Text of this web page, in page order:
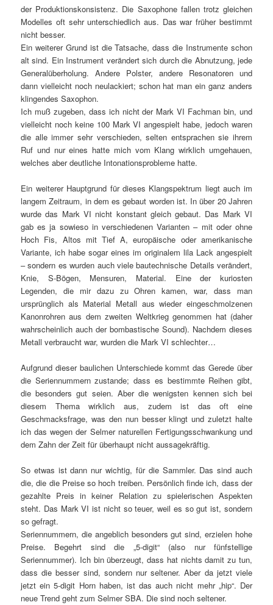
der Produktionskonsistenz. Die Saxophone fallen trotz gleichen
Modelles oft sehr unterschiedlich aus. Das war früher bestimmt
nicht besser.
Ein weiterer Grund ist die Tatsache, dass die Instrumente schon
alt sind. Ein Instrument verändert sich durch die Abnutzung, jede
Generalüberholung. Andere Polster, andere Resonatoren und
dann vielleicht noch neulackiert; schon hat man ein ganz anders
klingendes Saxophon.
Ich muß zugeben, dass ich nicht der Mark VI Fachman bin, und
vielleicht noch keine 100 Mark VI angespielt habe, jedoch waren
die alle immer sehr verschieden, selten entsprachen sie ihrem
Ruf und nur eines hatte mich vom Klang wirklich umgehauen,
welches aber deutliche Intonationsprobleme hatte.
Ein weiterer Hauptgrund für dieses Klangspektrum liegt auch im
langem Zeitraum, in dem es gebaut worden ist. In über 20 Jahren
wurde das Mark VI nicht konstant gleich gebaut. Das Mark VI
gab es ja sowieso in verschiedenen Varianten – mit oder ohne
Hoch Fis, Altos mit Tief A, europäische oder amerikanische
Variante, ich habe sogar eines im originalem lila Lack angespielt
– sondern es wurden auch viele bautechnische Details verändert,
Knie, S-Bögen, Mensuren, Material. Eine der kuriosten
Legenden, die mir dazu zu Ohren kamen, war, dass man
ursprünglich als Material Metall aus wieder eingeschmolzenen
Kanonrohren aus dem zweiten Weltkrieg genommen hat (daher
wahrscheinlich auch der bombastische Sound). Nachdem dieses
Metall verbraucht war, wurden die Mark VI schlechter…
Aufgrund dieser baulichen Unterschiede kommt das Gerede über
die Seriennummern zustande; dass es bestimmte Reihen gibt,
die besonders gut seien. Aber die wenigsten kennen sich bei
diesem Thema wirklich aus, zudem ist das oft eine
Geschmacksfrage, was den nun besser klingt und zuletzt halte
ich das wegen der Selmer naturellen Fertigungsschwankung und
dem Zahn der Zeit für überhaupt nicht aussagekräftig.
So etwas ist dann nur wichtig, für die Sammler. Das sind auch
die, die die Preise so hoch treiben. Persönlich finde ich, dass der
gezahlte Preis in keiner Relation zu spielerischen Aspekten
steht. Das Mark VI ist nicht so teuer, weil es so gut ist, sondern
so gefragt.
Seriennummern, die angeblich besonders gut sind, erzielen hohe
Preise. Begehrt sind die „5-digit“ (also nur fünfstellige
Seriennummer). Ich bin überzeugt, dass hat nichts damit zu tun,
dass die besser sind, sondern nur seltener. Aber da jetzt viele
jetzt ein 5-digit Horn haben, ist das auch nicht mehr „hip“. Der
neue Trend geht zum Selmer SBA. Die sind noch seltener.